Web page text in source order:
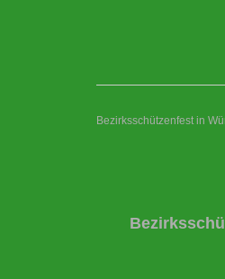
Bezirksschützenfest in